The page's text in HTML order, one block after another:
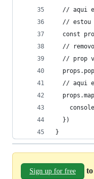
// aqui
// estou
const
//
// prop
// aqui
  })
}
Sign up for free